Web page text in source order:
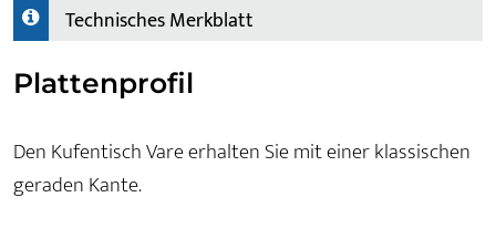
Technisches Merkblatt
Plattenprofil
Den Kufentisch Vare erhalten Sie mit einer klassischen
geraden Kante.